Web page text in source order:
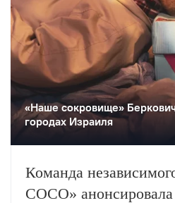
«Наше сокровище»
городах Израиля
Команда
СОСО» анонсировала